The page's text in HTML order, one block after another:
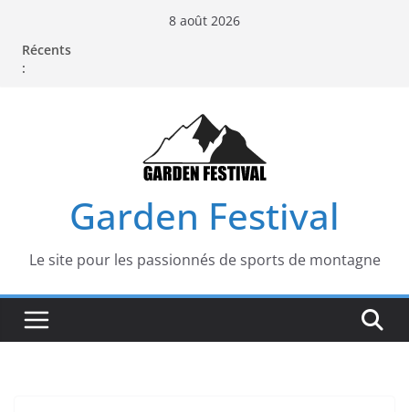
contenu
8 août 2026
Récents
:
Garden Festival
Le site pour les passionnés de sports de montagne